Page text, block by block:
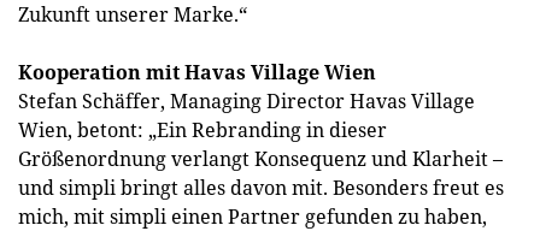
Zukunft unserer Marke.“
Kooperation mit Havas Village Wien
Stefan Schäffer, Managing Director Havas Village
Wien, betont: „Ein Rebranding in dieser
Größenordnung verlangt Konsequenz und Klarheit –
und simpli bringt alles davon mit. Besonders freut es
mich, mit simpli einen Partner gefunden zu haben,